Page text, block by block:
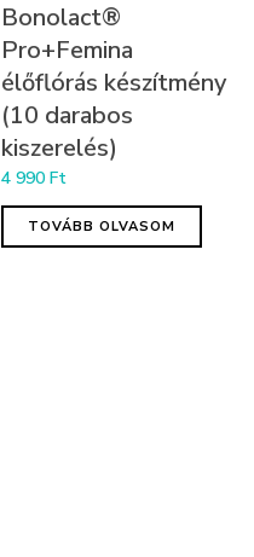
Bonolact®
Pro+Femina
élőflórás készítmény
(10 darabos
kiszerelés)
4 990 Ft
TOVÁBB OLVASOM